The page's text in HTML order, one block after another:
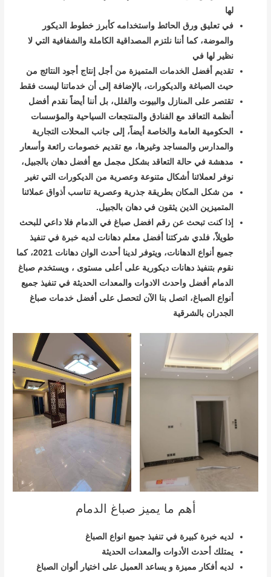
لها
في تعليق ورق الحائط واستخدامه كأبرز خطوط الديكور
والموضة، كما أننا نلتزم المصداقية الكاملة والشفافية التي لا
نظير لها في
تقديم أفضل الخدمات المتميزة من أجل إنتاج أجود النتائج من
حيث الصباغة والديكورات، بالإضافة إلى أن خدماتنا ليست فقط
تقتصر على المنازل والبيوت والفلل، بل أننا أيضاً نقدم أفضل
أنظمة التعاقد مع الفنادق والمنتجعات السياحية والمؤسسات
الحكومية العامة والخاصة أيضاً، إلى جانب المحلات التجارية
والمدارس والمساجد وغيرها، مع تقديم خصومات رائعة وأسعار
مدهشة في حالة التعاقد بشكل مجمل مع أفضل دهان بالجبيل،
نوفر لعملائنا أشكال متنوعة وعصرية من الديكورات التي تغير
من شكل المكان بطريقة جذرية وعصرية تناسب أذواق عملائنا
المتميزين الذين يثقون في دهان بالجبيل.
إذا كنت تبحث عن رقم افضل صباغ في الدمام فلا داعي للبحث
طويلاً، فلدي شركتنا أفضل معلم دهانات لديه خبرة في تنفيذ
جميع أنواع الدهانات، ويتوفر لدينا أحدث الوان دهانات 2021، كما
نقوم بتنفيذ دهانات ديكورية على أعلى مستوى ، ويستخدم صباغ
الدمام أفضل واحدث الادوات والمعدات الحديثة في تنفيذ جميع
أنواع الصباغ، اتصل بنا الآن لتحصل على أفضل خدمات صباغ
الجدران بالشرقية
أهم ما يميز صباغ الدمام
لديه خبرة كبيرة في تنفيذ جميع انواع الصباغ
يمتلك أحدث الأدوات والمعدات الحديثة
لديه أفكار مميزة و يساعد العميل على اختيار ألوان الصباغ